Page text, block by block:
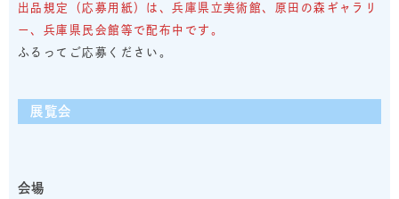
出品規定（応募用紙）は、兵庫県立美術館、原田の森ギャラリ
ー、兵庫県民会館等で配布中です。
ふるってご応募ください。
展覧会
会場